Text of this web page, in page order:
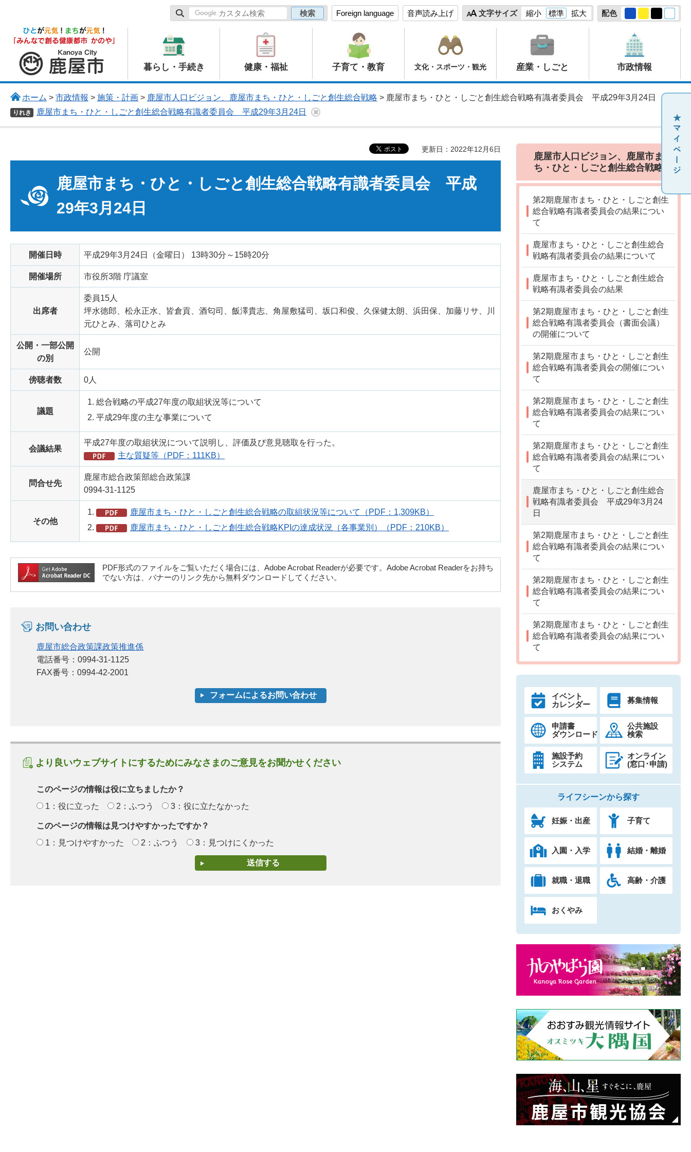
Foreign language 音声読み上げ 文字サイズ 縮小 標準 拡大 配色
鹿屋市
暮らし・手続き 健康・福祉 子育て・教育 文化・スポーツ・観光 産業・しごと 市政情報
ホーム > 市政情報 > 施策・計画> 鹿屋市人口ビジョン、鹿屋市まち・ひと・しごと創生総合戦略 > 鹿屋市まち・ひと・しごと創生総合戦略有識者委員会 平成29年3月24日
りれき 鹿屋市まち・ひと・しごと創生総合戦略有識者委員会 平成29年3月24日
更新日：2022年12月6日
鹿屋市まち・ひと・しごと創生総合戦略有識者委員会 平成
29年3月24日
開催日時 平成29年3月24日（金曜日） 13時30分～15時20分
開催場所 市役所3階 庁議室
出席者
委員15人
坪水徳郎、松永正水、皆倉貢、酒匂司、飯澤貴志、角屋敷猛司、坂口和俊、久保健太朗、浜田保、加藤リサ、川
元ひとみ、落司ひとみ
公開・一部公開
の別
公開
傍聴者数 0人
議題
総合戦略の平成27年度の取組状況等について
平成29年度の主な事業について
会議結果
平成27年度の取組状況について説明し、評価及び意見聴取を行った。
主な質疑等（PDF：111KB）
問合せ先
鹿屋市総合政策部総合政策課
0994-31-1125
その他
鹿屋市まち・ひと・しごと創生総合戦略の取組状況等について（PDF：1,309KB）
鹿屋市まち・ひと・しごと創生総合戦略KPIの達成状況（各事業別）（PDF：210KB）
PDF形式のファイルをご覧いただく場合には、Adobe Acrobat Readerが必要です。Adobe Acrobat Readerをお持ち
でない方は、バナーのリンク先から無料ダウンロードしてください。
お問い合わせ
鹿屋市総合政策課政策推進係
電話番号：0994-31-1125
FAX番号：0994-42-2001
より良いウェブサイトにするためにみなさまのご意見をお聞かせください
このページの情報は役に立ちましたか？
1：役に立った
2：ふつう 3：役に立たなかった
このページの情報は見つけやすかったですか？
1：見つけやすかった
2：ふつう 3：見つけにくかった
鹿屋市人口ビジョン、鹿屋市ま
ち・ひと・しごと創生総合戦略
第2期鹿屋市まち・ひと・しごと創生
総合戦略有識者委員会の結果につい
て
鹿屋市まち・ひと・しごと創生総合
戦略有識者委員会の結果について
鹿屋市まち・ひと・しごと創生総合
戦略有識者委員会の結果
第2期鹿屋市まち・ひと・しごと創生
総合戦略有識者委員会（書面会議）
の開催について
第2期鹿屋市まち・ひと・しごと創生
総合戦略有識者委員会の開催につい
て
第2期鹿屋市まち・ひと・しごと創生
総合戦略有識者委員会の結果につい
て
第2期鹿屋市まち・ひと・しごと創生
総合戦略有識者委員会の結果につい
て
鹿屋市まち・ひと・しごと創生総合
戦略有識者委員会 平成29年3月24
日
第2期鹿屋市まち・ひと・しごと創生
総合戦略有識者委員会の結果につい
て
第2期鹿屋市まち・ひと・しごと創生
総合戦略有識者委員会の結果につい
て
第2期鹿屋市まち・ひと・しごと創生
総合戦略有識者委員会の結果につい
て
イベント
カレンダー
募集情報
申請書
ダウンロード
公共施設
検索
施設予約
システム
オンライン
(窓口･申請)
ライフシーンから探す
妊娠・出産 子育て
入園・入学 結婚・離婚
就職・退職 高齢・介護
おくやみ